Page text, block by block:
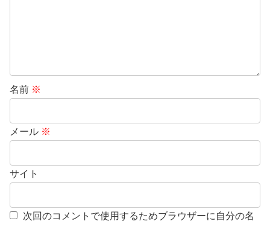
名前 ※
メール ※
サイト
次回のコメントで使用するためブラウザーに自分の名